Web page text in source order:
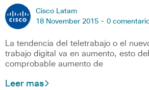
Cisco Latam
18 November 2015 - 0
La tendencia del teletrabajo o el
trabajo digital va en aumento, esto
comprobable aumento de
Leer mas